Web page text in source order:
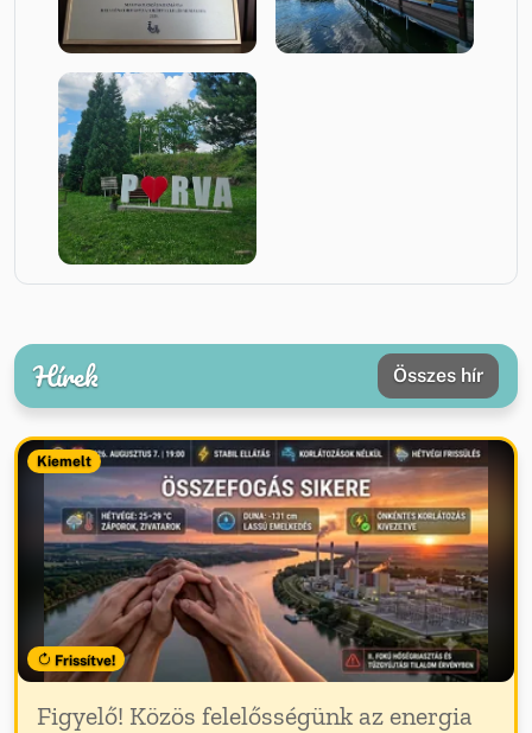
Hírek Összes hír
Kiemelt
Frissítve!
Figyelő! Közös felelősségünk az energia